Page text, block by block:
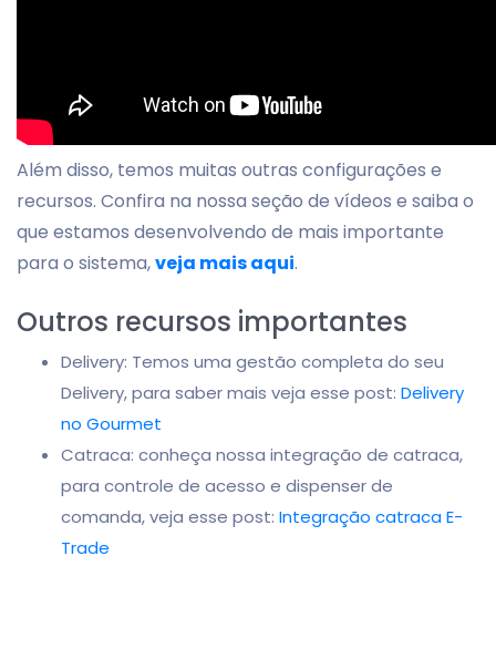
Além disso, temos muitas outras configurações e
recursos. Confira na nossa seção de vídeos e saiba o
que estamos desenvolvendo de mais importante
para o sistema,veja mais aqui.
Outros recursos importantes
Delivery: Temos uma gestão completa do seu
Delivery, para saber mais veja esse post: Delivery
no Gourmet
Catraca: conheça nossa integração de catraca,
para controle de acesso e dispenser de
comanda, veja esse post: Integração catraca E-
Trade